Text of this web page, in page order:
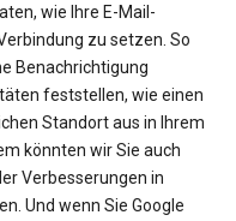
wie Ihre E-Mail-
zu setzen. So
Benachrichtigung
feststellen, wie einen
Standort aus in Ihrem
könnten wir Sie auch
Verbesserungen in
Und wenn Sie Google